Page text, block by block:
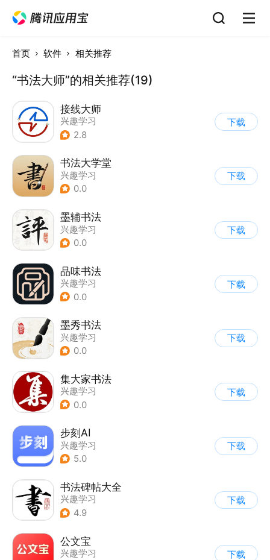
首页 软件 相关推荐
“书法大师”的相关推荐(19)
接线大师
兴趣学习
2.8
下载
书法大学堂
兴趣学习
0.0
下载
墨辅书法
兴趣学习
0.0
下载
品味书法
兴趣学习
0.0
下载
墨秀书法
兴趣学习
0.0
下载
集大家书法
兴趣学习
0.0
下载
步刻AI
兴趣学习
5.0
下载
书法碑帖大全
兴趣学习
4.9
下载
公文宝
兴趣学习
下载